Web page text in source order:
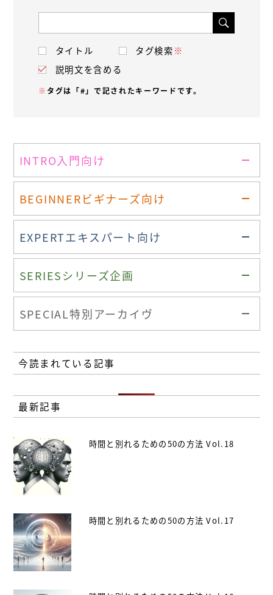
タイトル タグ検索※
説明文を含める
※ タグは「#」で記されたキーワードです。
INTRO入門向け
BEGINNERビギナーズ向け
EXPERTエキスパート向け
SERIESシリーズ企画
SPECIAL特別アーカイヴ
今読まれている記事
最新記事
時間と別れるための50の方法 Vol.18
時間と別れるための50の方法 Vol.17